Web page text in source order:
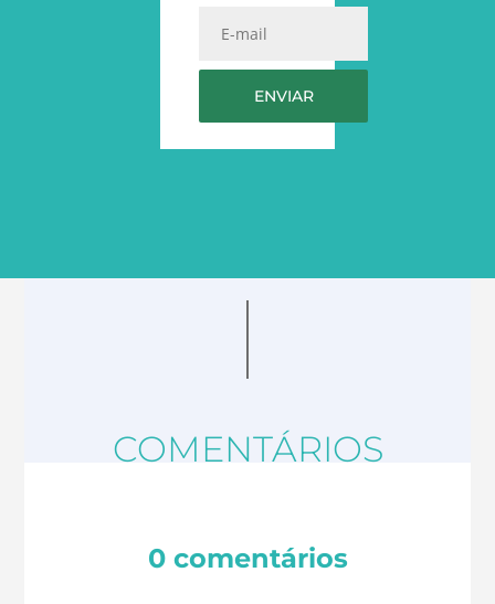
COMENTÁRIOS
0 comentários